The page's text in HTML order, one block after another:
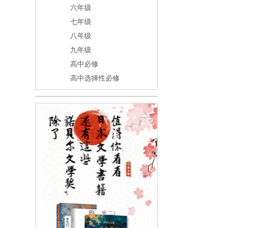
六年级
七年级
八年级
九年级
高中必修
高中选择性必修